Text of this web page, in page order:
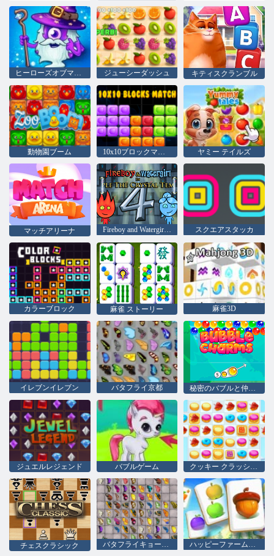
ヒーローズオブマッチ3 ジューシーダッシュ キティスクランブル
動物園ブーム ヤミー テイルズ
マッチアリーナ Fireboy and Watergirl 4：クリスタル寺院 スクエアスタッカ
カラーブロック 麻雀 ストーリー 麻雀3D
イレブンイレブン バタフライ京都 秘密のバブルと仲間たち
ジュエルレジェンド バブルゲーム
チェスクラシック バタフライキョーダイHD ハッピーファーム作物